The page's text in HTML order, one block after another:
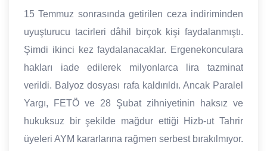
15 Temmuz sonrasında getirilen ceza indiriminden
uyuşturucu tacirleri dâhil birçok kişi faydalanmıştı.
Şimdi ikinci kez faydalanacaklar. Ergenekonculara
hakları iade edilerek milyonlarca lira tazminat
verildi. Balyoz dosyası rafa kaldırıldı. Ancak Paralel
Yargı, FETÖ ve 28 Şubat zihniyetinin haksız ve
hukuksuz bir şekilde mağdur ettiği Hizb-ut Tahrir
üyeleri AYM kararlarına rağmen serbest bırakılmıyor.